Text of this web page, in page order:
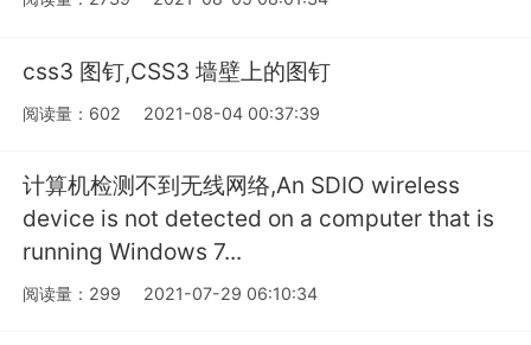
css3 图钉,CSS3 墙壁上的图钉
阅读量：602 2021-08-04 00:37:39
计算机检测不到无线网络,An SDIO wireless
device is not detected on a computer that is
running Windows 7...
阅读量：299 2021-07-29 06:10:34